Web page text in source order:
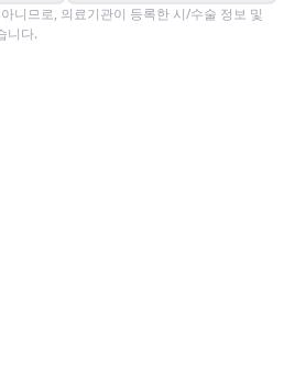
니므로, 의료기관이 등록한 시/수술 정보 및
니다.